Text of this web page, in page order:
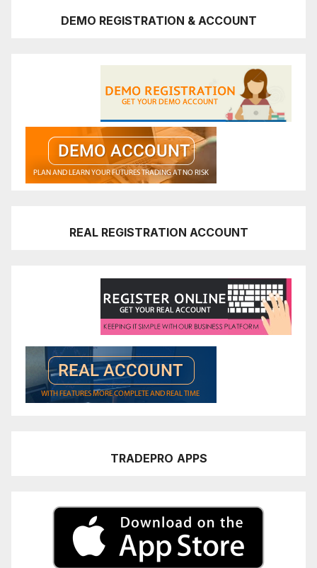
DEMO REGISTRATION & ACCOUNT
REAL REGISTRATION ACCOUNT
TRADEPRO APPS